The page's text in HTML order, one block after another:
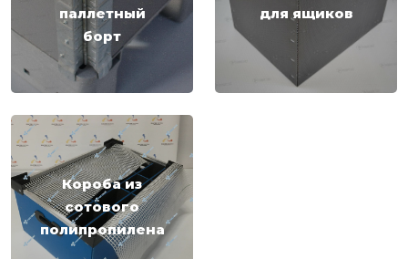
паллетный
борт
для ящиков
Короба из
сотового
полипропилена